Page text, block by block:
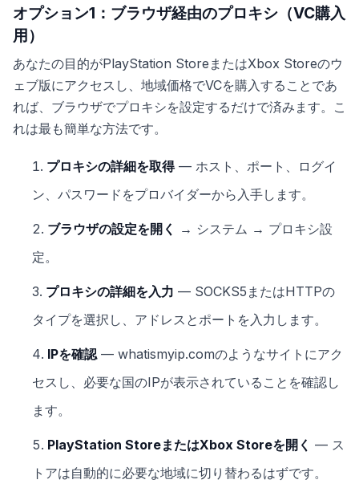
オプション1：ブラウザ経由のプロキシ（VC購入
用）
あなたの目的がPlayStation StoreまたはXbox Storeのウ
ェブ版にアクセスし、地域価格でVCを購入することであ
れば、ブラウザでプロキシを設定するだけで済みます。こ
れは最も簡単な方法です。
プロキシの詳細を取得— ホスト、ポート、ログイ
ン、パスワードをプロバイダーから入手します。
ブラウザの設定を開く
→ システム → プロキシ設
定。
プロキシの詳細を入力 — SOCKS5またはHTTPの
タイプを選択し、アドレスとポートを入力します。
IPを確認— whatismyip.comのようなサイトにアク
セスし、必要な国のIPが表示されていることを確認し
ます。
PlayStation StoreまたはXbox Storeを開く — ス
トアは自動的に必要な地域に切り替わるはずです。